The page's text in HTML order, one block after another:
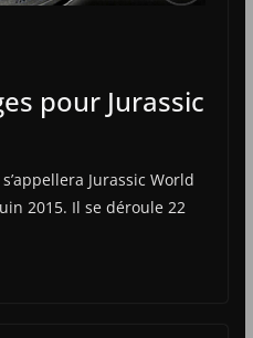
pour Jurassic
Jurassic World
2015. Il se déroule 22